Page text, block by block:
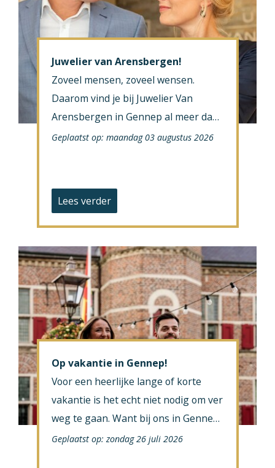
Juwelier van Arensbergen!
Zoveel mensen, zoveel wensen.
Daarom vind je bij Juwelier Van
Arensbergen in Gennep al meer dan
50 jaar een uitgebreide collectie
Geplaatst op: maandag 03 augustus 2026
Lees verder
Op vakantie in Gennep!
Voor een heerlijke lange of korte
vakantie is het echt niet nodig om ver
weg te gaan. Want bij ons in Gennep
Geplaatst op: zondag 26 juli 2026